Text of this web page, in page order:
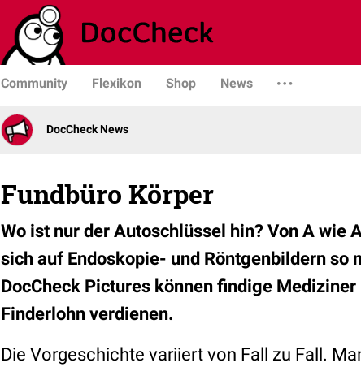
Community Flexikon Shop News
DocCheck News
Fundbüro Körper
Wo ist nur der Autoschlüssel hin? Von A wie
sich auf Endoskopie- und Röntgenbildern so
DocCheck Pictures können findige
Finderlohn verdienen.
Die Vorgeschichte variiert von Fall zu Fall.